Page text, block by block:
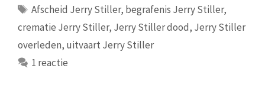
Tags
Afscheid Jerry Stiller, begrafenis Jerry Stiller,
crematie Jerry Stiller, Jerry Stiller dood, Jerry Stiller
overleden, uitvaart Jerry Stiller
1 reactie